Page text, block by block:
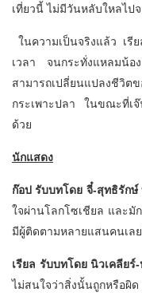
เที่ยวนี้ ไม่มีวันหลับใหลไป
ในความเป็นจริงแล้ว เรี
เวลา จนกระทั่งแหลมน้อ
สามารถเปลี่ยนแปลงชีวิต
กระเพาะปลา ในขณะที่เ
ด้วย
นักแสดง
ก๊อป รับบทโดย จี๋-สุทธิรักษ์
ใจผ่านโลกโซเชียล และมั
มีผู้ติดตามหลายแสนคนเลย
เรียล รับบทโดย นิวเคลีย
ไม่สนใจว่าสิ่งนั้นถูกหรือผิด